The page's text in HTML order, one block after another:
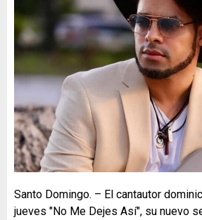
Santo Domingo. – El cantautor
jueves "No Me Dejes Así", su nuevo